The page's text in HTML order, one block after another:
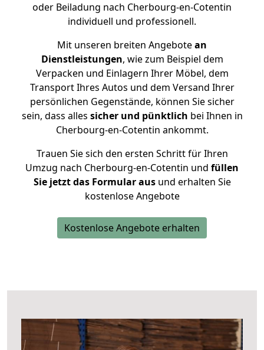
oder Beiladung nach Cherbourg-en-Cotentin
individuell und professionell.
Mit unseren breiten Angebotean
Dienstleistungen, wie zum Beispiel dem
Verpacken und Einlagern Ihrer Möbel, dem
Transport Ihres Autos und dem Versand Ihrer
persönlichen Gegenstände, können Sie sicher
sein, dass alles sicher und pünktlich bei Ihnen in
Cherbourg-en-Cotentin ankommt.
Trauen Sie sich den ersten Schritt für Ihren
Umzug nach Cherbourg-en-Cotentin und füllen
Sie jetzt das Formular ausund erhalten Sie
kostenlose Angebote
Kostenlose Angebote erhalten